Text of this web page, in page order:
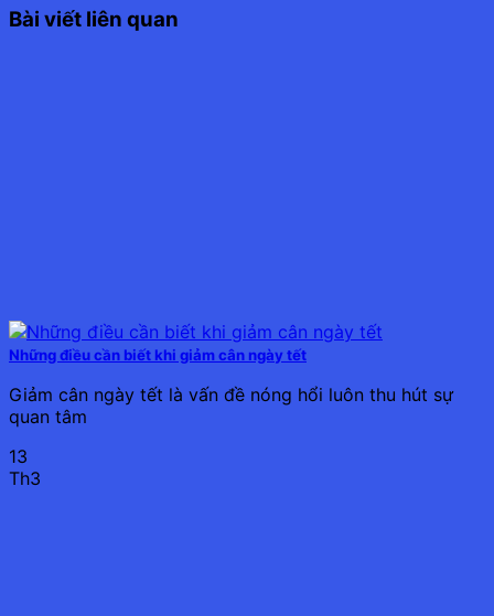
Bài viết liên quan
Những điều cần biết khi giảm cân ngày tết
Giảm cân ngày tết là vấn đề nóng hổi luôn thu hút sự
quan tâm
13
Th3